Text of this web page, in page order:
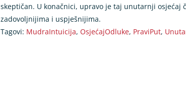
skeptičan. U konačnici, upravo je taj unutarnji
zadovoljnijima i uspješnijima.
Tagovi: MudraIntuicija, OsjećajOdluke, PraviPut,